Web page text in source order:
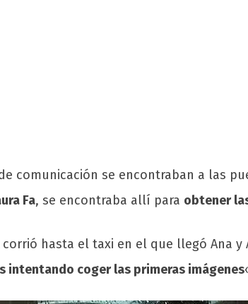
comunicación se encontraban a las
Fa, se encontraba allí para obtener
corrió hasta el taxi en el que llegó Ana
intentando coger las primeras imágenes